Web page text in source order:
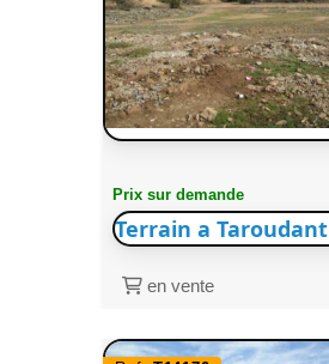
Prix sur demande
Terrain a Taroudant
en vente